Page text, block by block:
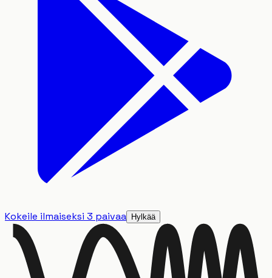
Kokeile ilmaiseksi 3 paivaa Hylkää